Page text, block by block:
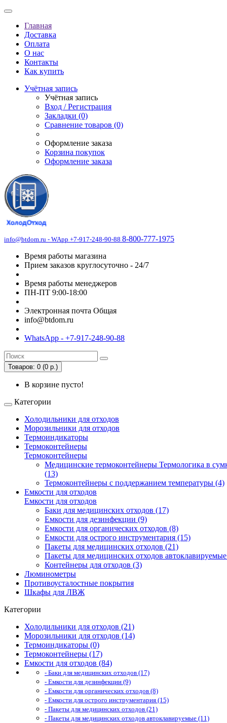
Главная
Доставка
Оплата
О нас
Контакты
Как купить
Учётная запись
Учётная запись
Вход / Регистрация
Закладки (0)
Сравнение товаров (0)
Оформление заказа
Корзина покупок
Оформление заказа
info@btdom.ru - WApp +7-917-248-90-88 8-800-777-1975
Время работы магазина
Прием заказов круглосуточно - 24/7
Время работы менеджеров
ПН-ПТ 9:00-18:00
Электронная почта Общая
info@btdom.ru
WhatsApp - +7-917-248-90-88
Товаров: 0 (0 р.)
В корзине пусто!
Категории
Холодильники для отходов
Морозильники для отходов
Термоиндикаторы
Термоконтейнеры
Термоконтейнеры
Медицинские термоконтейнеры Термологика в
(13)
Термоконтейнеры с поддержанием температуры (4)
Емкости для отходов
Емкости для отходов
Баки для медицинских отходов (17)
Емкости для дезинфекции (9)
Емкости для органических отходов (8)
Емкости для острого инструментария (15)
Пакеты для медицинских отходов (21)
Пакеты для медицинских отходов
Контейнеры для отходов (3)
Люминометры
Противоусталостные покрытия
Шкафы для ЛВЖ
Категории
Холодильники для отходов (21)
Морозильники для отходов (14)
Термоиндикаторы (0)
Термоконтейнеры (17)
Емкости для отходов (84)
- Баки для медицинских отходов (17)
- Емкости для дезинфекции (9)
- Емкости для органических отходов (8)
- Емкости для острого инструментария (15)
- Пакеты для медицинских отходов (21)
- Пакеты для медицинских отходов автоклавируемые (11)